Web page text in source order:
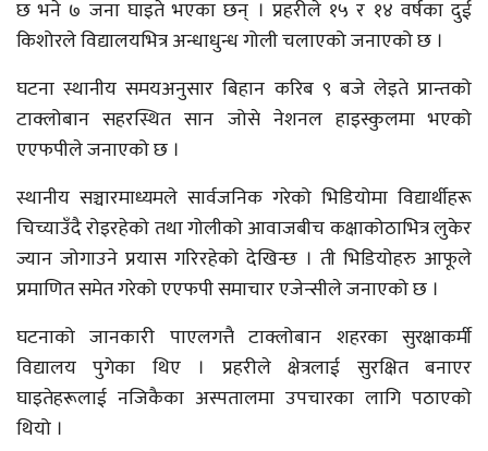
छ भने ७ जना घाइते भएका छन् । प्रहरीले १५ र १४ वर्षका दुई
किशोरले विद्यालयभित्र अन्धाधुन्ध गोली चलाएको जनाएको छ ।
घटना स्थानीय समयअनुसार बिहान करिब ९ बजे लेइते प्रान्तको
टाक्लोबान सहरस्थित सान जोसे नेशनल हाइस्कुलमा भएको
एएफपीले जनाएको छ ।
स्थानीय सञ्चारमाध्यमले सार्वजनिक गरेको भिडियोमा विद्यार्थीहरू
चिच्याउँदै रोइरहेको तथा गोलीको आवाजबीच कक्षाकोठाभित्र लुकेर
ज्यान जोगाउने प्रयास गरिरहेको देखिन्छ । ती भिडियोहरु आफूले
प्रमाणित समेत गरेको एएफपी समाचार एजेन्सीले जनाएको छ ।
घटनाको जानकारी पाएलगत्तै टाक्लोबान शहरका सुरक्षाकर्मी
विद्यालय पुगेका थिए । प्रहरीले क्षेत्रलाई सुरक्षित बनाएर
घाइतेहरूलाई नजिकैका अस्पतालमा उपचारका लागि पठाएको
थियो ।